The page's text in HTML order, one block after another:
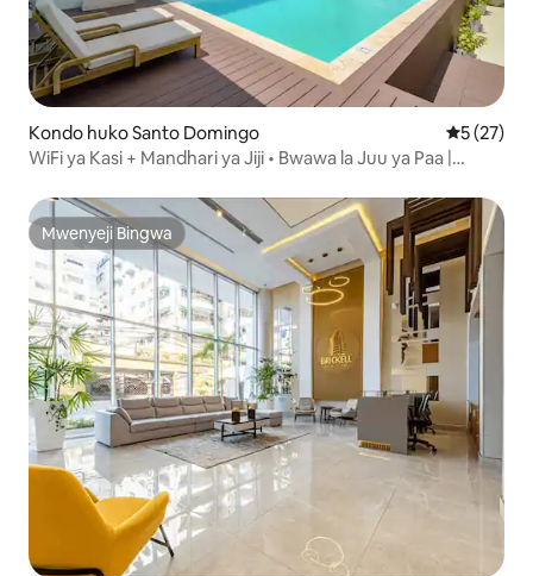
Kondo huko Santo Domingo Ukadiriaji
5 (27)
WiFi ya Kasi + Mandhari ya Jiji • Bwawa la Juu ya Paa |
Mwenyeji Bingwa
Mwenyeji Bingwa